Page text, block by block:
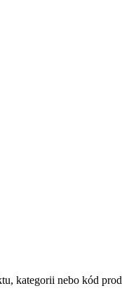
kategorii nebo kód